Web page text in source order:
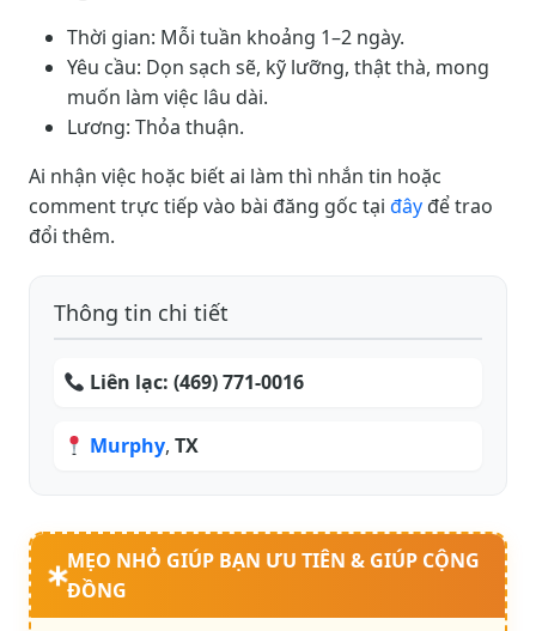
Thời gian: Mỗi tuần khoảng 1–2 ngày.
Yêu cầu: Dọn sạch sẽ, kỹ lưỡng, thật thà, mong
muốn làm việc lâu dài.
Lương: Thỏa thuận.
Ai nhận việc hoặc biết ai làm thì nhắn tin hoặc
comment trực tiếp vào bài đăng gốc tại đây để trao
đổi thêm.
Thông tin chi tiết
Liên lạc:(469) 771-0016
Murphy,TX
MẸO NHỎ GIÚP BẠN ƯU TIÊN & GIÚP CỘNG
ĐỒNG